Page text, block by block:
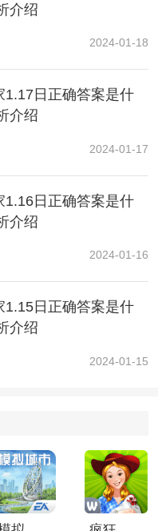
吗这个问题的解答
介绍
2024-01-18
1.17日正确答案是什
介绍
2024-01-17
1.16日正确答案是什
介绍
2024-01-16
1.15日正确答案是什
介绍
2024-01-15